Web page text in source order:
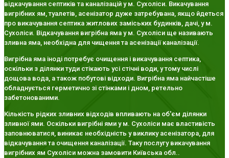
відкачування септиків та каналізацій у м. Сухоліси. Викачування
вигрібних ям, туалетів, асенізатор дуже затребувана, якщо йдеться
про викачування септика житлових заміських будинків, дачі, у м.
Сухоліси. Відкачування вигрібна яма у м. Сухоліси ще називають
зливна яма, необхідна для чищення та асенізації каналізації.
Вигрібна яма іноді потребує очищення і викачування септика,
оскільки з ділянки туди стікають усі стічні води, у тому числі
дощова вода, а також побутові відходи. Вигрібна яма найчастіше
обладнується герметично зі стінками і дном, ретельно
забетонованими.
Кількість рідких зливних відходів впливають на об'єм ділянки
зливної ями. Оскільки вигрібні ями у м. Сухоліси має властивість
заповнюватися, виникає необхідність у виклику асенізатора, для
відкачування та очищення каналізації. Таку послугу викачування
вигрібних ям Сухоліси можна замовити Київська обл..